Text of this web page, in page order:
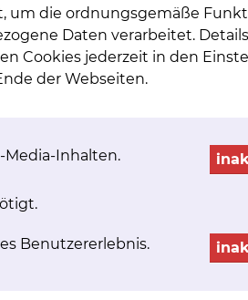
um die ordnungsgemäße
Daten verarbeitet.
Cookies jederzeit in den
der Webseiten.
Media-Inhalten.
Benutzererlebnis.